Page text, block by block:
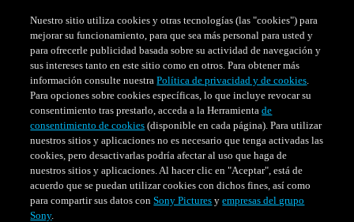
SERIESHORARIO
Venezuela
Nuestro sitio utiliza cookies y otras tecnologías (las "cookies") para
mejorar su funcionamiento, para que sea más personal para usted y
para ofrecerle publicidad basada sobre su actividad de navegación y
sus intereses tanto en este sitio como en otros. Para obtener más
información consulte nuestraPolítica de privacidad y de cookies.
Para opciones sobre cookies específicas, lo que incluye revocar su
consentimiento tras prestarlo, acceda a la Herramientade
consentimiento de cookies (disponible en cada página). Para utilizar
nuestros sitios y aplicaciones no es necesario que tenga activadas las
cookies, pero desactivarlas podría afectar al uso que haga de
nuestros sitios y aplicaciones. Al hacer clic en "Aceptar", está de
acuerdo que se puedan utilizar cookies con dichos fines, así como
para compartir sus datos conSony Pictures yempresas del grupo
Sony.